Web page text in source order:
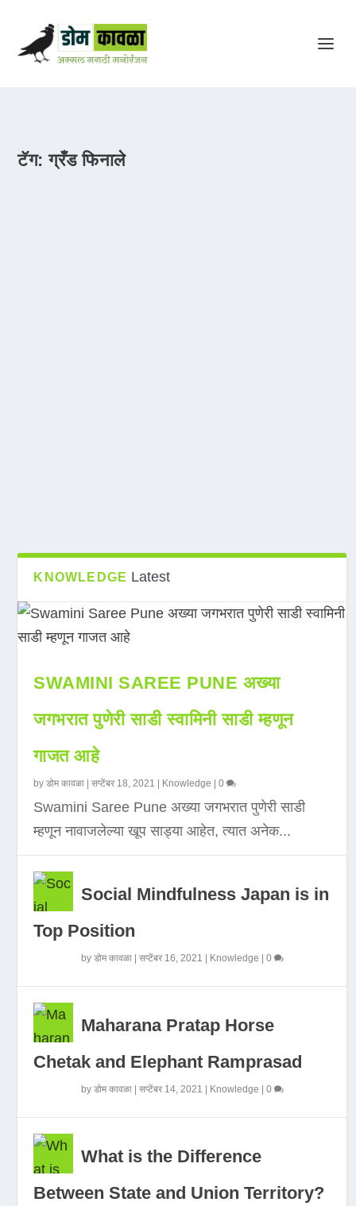
टॅग:ग्रँड फिनाले
KNOWLEDGE Latest
SWAMINI SAREE PUNE अख्या
जगभरात पुणेरी साडी स्वामिनी साडी म्हणून
गाजत आहे
byडोम कावळा |सप्टेंबर 18, 2021 Knowledge |0
Swamini Saree Pune अख्या जगभरात पुणेरी साडी
म्हणून नावाजलेल्या खूप साड्या आहेत, त्यात अनेक...
Social Mindfulness Japan is in
Top Position
byडोम कावळा |सप्टेंबर 16, 2021 Knowledge |0
Maharana Pratap Horse
Chetak and Elephant Ramprasad
byडोम कावळा |सप्टेंबर 14, 2021 Knowledge |0
What is the Difference
Between State and Union Territory?